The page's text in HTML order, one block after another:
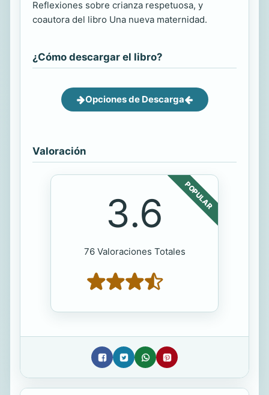
Reflexiones sobre crianza respetuosa, y
coautora del libro Una nueva maternidad.
¿Cómo descargar el libro?
Opciones de Descarga
Valoración
POPULAR
3.6
76 Valoraciones Totales